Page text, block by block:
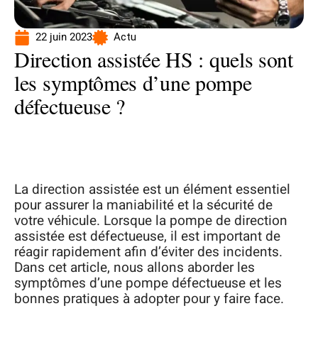
22 juin 2023 Actu
Direction assistée HS : quels sont
les symptômes d’une pompe
défectueuse ?
La direction assistée est un élément essentiel
pour assurer la maniabilité et la sécurité de
votre véhicule. Lorsque la pompe de direction
assistée est défectueuse, il est important de
réagir rapidement afin d’éviter des incidents.
Dans cet article, nous allons aborder les
symptômes d’une pompe défectueuse et les
bonnes pratiques à adopter pour y faire face.